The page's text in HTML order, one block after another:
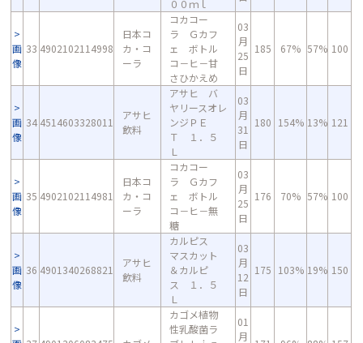
００ｍｌ
画
像
33 4902102114998
日本コ
カ・コ
ーラ
コカコー
ラ Ｇカフ
ェ ボトル
コ－ヒ－甘
さひかえめ
03
月
25
日
185 67% 57% 100
画
像
34 4514603328011
アサヒ
飲料
アサヒ バ
ヤリースオレ
ンジＰＥ
Ｔ １．５
Ｌ
03
月
31
日
180 154% 13% 121
画
像
35 4902102114981
日本コ
カ・コ
ーラ
コカコー
ラ Ｇカフ
ェ ボトル
コ－ヒ－無
糖
03
月
25
日
176 70% 57% 100
画
像
36 4901340268821
アサヒ
飲料
カルピス
マスカット
＆カルピ
ス １．５
Ｌ
03
月
12
日
175 103% 19% 150
カゴメ植物
性乳酸菌ラ
01
月